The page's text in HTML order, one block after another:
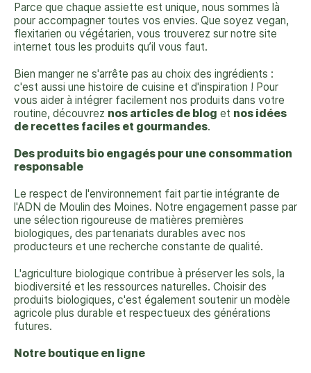
Parce que chaque assiette est unique, nous sommes là
pour accompagner toutes vos envies. Que soyez vegan,
flexitarien ou végétarien, vous trouverez sur notre site
internet tous les produits qu’il vous faut.
Bien manger ne s'arrête pas au choix des ingrédients :
c'est aussi une histoire de cuisine et d'inspiration ! Pour
vous aider à intégrer facilement nos produits dans votre
routine, découvrez nos articles de blog et nos idées
de recettes faciles et gourmandes.
Des produits bio engagés pour une consommation
responsable
Le respect de l'environnement fait partie intégrante de
l'ADN de Moulin des Moines. Notre engagement passe par
une sélection rigoureuse de matières premières
biologiques, des partenariats durables avec nos
producteurs et une recherche constante de qualité.
L'agriculture biologique contribue à préserver les sols, la
biodiversité et les ressources naturelles. Choisir des
produits biologiques, c'est également soutenir un modèle
agricole plus durable et respectueux des générations
futures.
Notre boutique en ligne